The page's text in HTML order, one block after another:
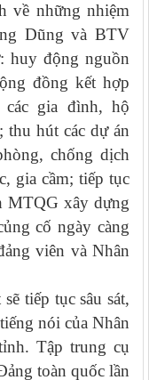
về những nhiệm
Dũng và BTV
huy động nguồn
đồng kết hợp
gia đình, hộ
thu hút các dự án
chống dịch
gia cầm; tiếp tục
MTQG xây dựng
cố ngày càng
viên và Nhân
tiếp tục sâu sát,
nói của Nhân
Tập trung cụ
toàn quốc lần